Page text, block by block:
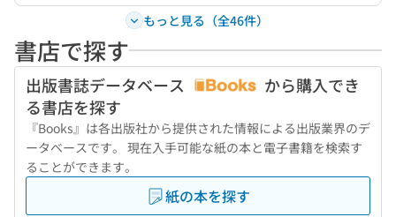
もっと見る（全46件）
書店で探す
出版書誌データベース
から購入でき
る書店を探す
『Books』は各出版社から提供された情報による出版業界のデ
ータベースです。 現在入手可能な紙の本と電子書籍を検索す
ることができます。
紙の本を探す